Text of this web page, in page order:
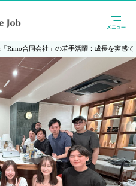
Rimo合同会社」の若手活躍：成長を実感